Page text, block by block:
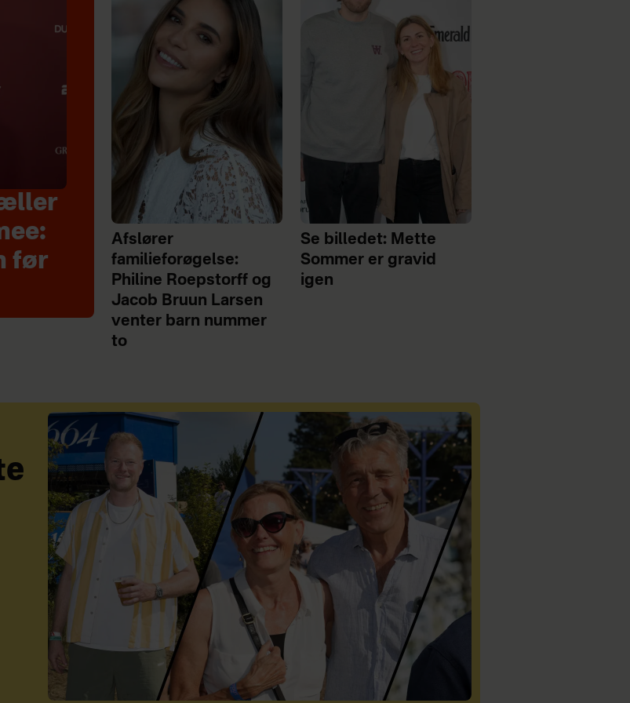
før
Afslører
familieforøgelse:
Philine Roepstorff og
Jacob Bruun Larsen
venter barn nummer
to
Se billedet: Mette
Sommer er gravid
igen